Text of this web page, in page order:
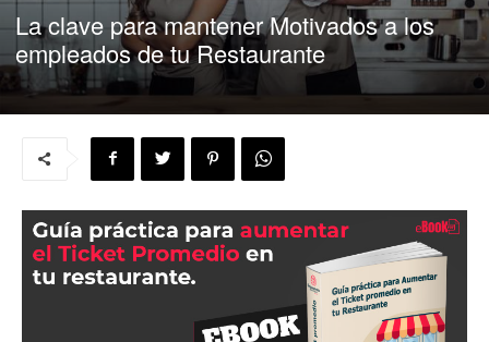
Capacitación
para
Restaurantes
|
La clave para mantener Motivados a los
empleados de tu Restaurante